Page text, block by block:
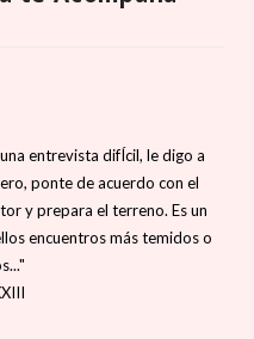
entrevista difÍcil, le digo a
ponte de acuerdo con el
y prepara el terreno. Es un
encuentros más temidos o